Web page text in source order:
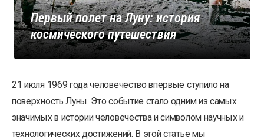
Первый полет на Луну: история
космического путешествия
21 июля 1969 года человечество впервые ступило на
поверхность Луны. Это событие стало одним из самых
значимых в истории человечества и символом научных и
технологических достижений. В этой статье мы